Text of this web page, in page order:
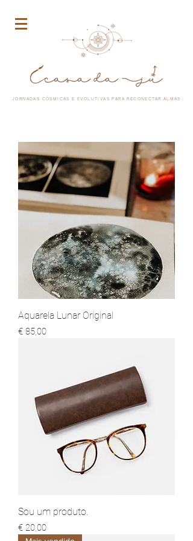
JORNADAS CÓSMICAS E EVOLUTIVAS PARA RECONECTAR ALMAS
Aquarela Lunar Original
Preço
€ 85,00
Sou um produto.
Preço
€ 20,00